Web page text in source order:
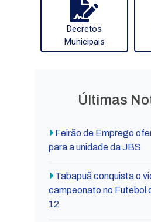
Decretos
Municipais
Últimas
Feirão de Emprego
para a unidade da JBS
Tabapuã conquista o
campeonato no Futebol
12